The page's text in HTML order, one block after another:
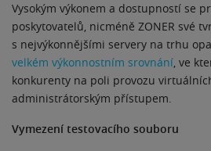
Vysokým výkonem a dostupností se
poskytovatelů, nicméně ZONER své
s nejvýkonnějšími servery na trhu
velkém výkonnostním srovnání, ve
konkurenty na poli provozu
administrátorským přístupem.
Vymezení testovacího souboru